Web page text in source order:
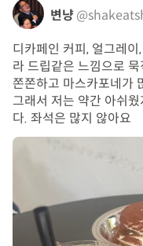
변냥
디카페인 커피, 얼그레
라 드립같은 느낌으로
쫀쫀하고 마스카포네가
그래서 저는 약간 아쉬
다. 좌석은 많지 않아요